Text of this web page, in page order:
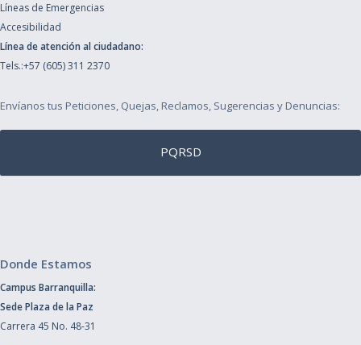
Líneas de Emergencias
Accesibilidad
Línea de atención al ciudadano:
Tels.:+57 (605) 311 2370
Envíanos tus Peticiones, Quejas, Reclamos, Sugerencias y Denuncias:
PQRSD
Donde Estamos
Campus Barranquilla:
Sede Plaza de la Paz
Carrera 45 No. 48-31